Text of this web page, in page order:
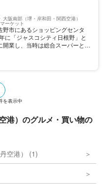
Metro（大阪市高速電気軌道）
が付近を通っており、梅田（約
波（約19分）からも1本でアクセ
大阪南部（堺・岸和田・関西空港）
ーケット
野市にあるショッピングセンタ
に「ジャスコシティ日根野」と
開業し、当時は総合スーパーとス
売場など、様々な店舗が並ぶ。
を表示中
港）のグルメ・買い物の
空港） (1)